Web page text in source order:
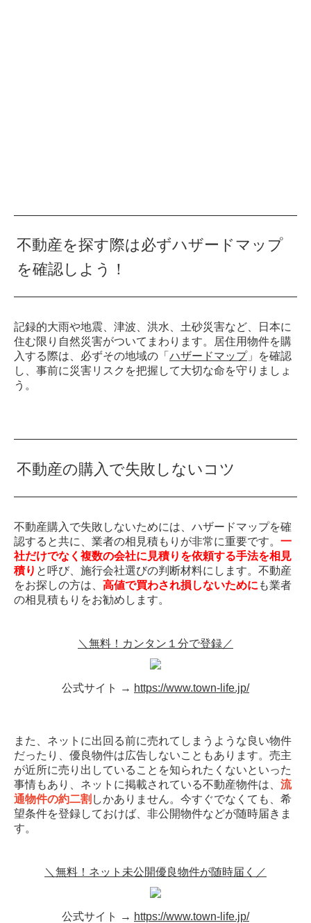
不動産を探す際は必ずハザードマップ
を確認しよう！
記録的大雨や地震、津波、洪水、土砂災害など、日本に
住む限り自然災害がついてまわります。居住用物件を購
入する際は、必ずその地域の「 ハザードマップ」を確認
し、事前に災害リスクを把握して大切な命を守りましょ
う。
不動産の購入で失敗しないコツ
不動産購入で失敗しないためには、ハザードマップを確
認すると共に、業者の相見積もりが非常に重要です。 一
社だけでなく複数の会社に見積りを依頼する手法を相見
積り と呼び、施行会社選びの判断材料にします。不動産
をお探しの方は、 高値で買わされ損しないために も業者
の相見積もりをお勧めします。
＼無料！カンタン１分で登録／
公式サイト → https://www.town-life.jp/
また、ネットに出回る前に売れてしまうような良い物件
だったり、優良物件は広告しないこともあります。売主
が近所に売り出していることを知られたくないといった
事情もあり、ネットに掲載されている不動産物件は、 流
通物件の約二割 しかありません。今すぐでなくても、希
望条件を登録しておけば、非公開物件などが随時届きま
す。
＼無料！ネット未公開優良物件が随時届く／
公式サイト → https://www.town-life.jp/